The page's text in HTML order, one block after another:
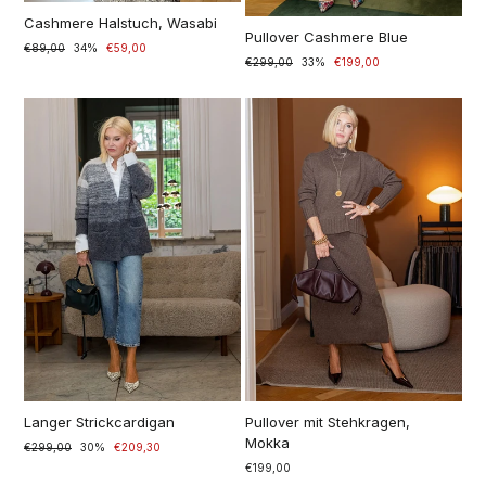
Cashmere Halstuch, Wasabi
Normaler
€89,00
Sonderpreis34% €59,00
Pullover Cashmere Blue
Normaler
€299,00
Sonderpreis33% €199,00
Langer Strickcardigan
Precio
€299,00
Precio
30% €209,30
Pullover mit Stehkragen,
Mokka
€199,00